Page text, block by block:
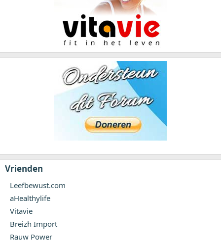
Vrienden
Leefbewust.com
aHealthylife
Vitavie
Breizh Import
Rauw Power